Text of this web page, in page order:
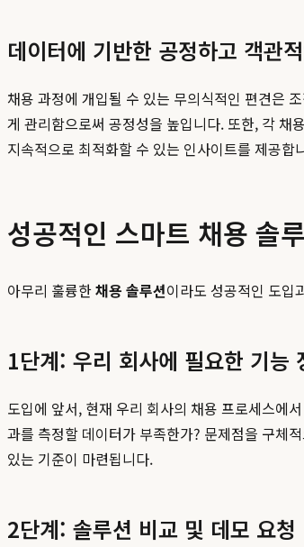
데이터에 기반한 공정하고 객관
채용 과정에 개입될 수 있는 무의식적인 편견은
게 관리함으로써 공정성을 높입니다. 또한, 각 채
지속적으로 최적화할 수 있는 인사이트를 제공
성공적인 스마트 채용 솔
아무리 훌륭한채용 솔루션이라도 성공적인 도입
1단계: 우리 회사에 필요한 기능
도입에 앞서, 현재 우리 회사의 채용 프로세스에
과를 측정할 데이터가 부족한가? 문제점을 구체
있는 기준이 마련됩니다.
2단계: 솔루션 비교 및 데모 요청